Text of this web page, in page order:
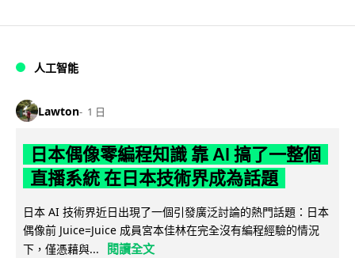
人工智能
Lawton 1 日
日本偶像零編程知識 靠 AI 搞了一整個
直播系統 在日本技術界成為話題
日本 AI 技術界近日出現了一個引發廣泛討論的熱門話題：日本
偶像前 Juice=Juice 成員宮本佳林在完全沒有編程經驗的情況
下，僅憑藉與...
閱讀全文